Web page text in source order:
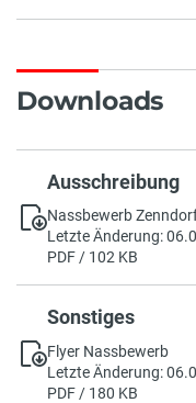
Downloads
Ausschreibung
Nassbewerb
Letzte Änderung:
PDF / 102 KB
Sonstiges
Flyer Nassbewerb
Letzte Änderung:
PDF / 180 KB